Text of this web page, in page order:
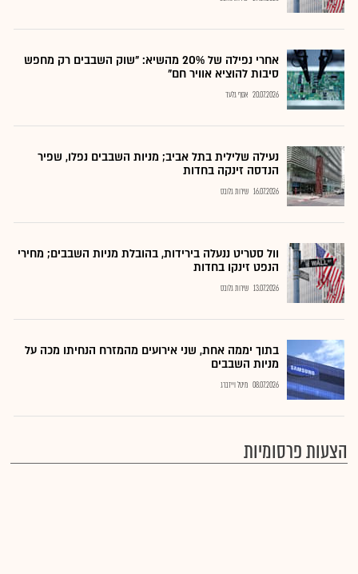
אחרי נפילה של 20% מהשיא: "שוק השבבים רק מחפש
סיבות להוציא אוויר חם"
20.07.2026 אסף גלעד
נעילה שלילית בתל אביב; מניות השבבים נפלו, שפיר
הנדסה זינקה בחדות
16.07.2026 שירות גלובס
וול סטריט ננעלה בירידות, בהובלת מניות השבבים; מחירי
הנפט זינקו בחדות
13.07.2026 שירות גלובס
בתוך יממה אחת, שני אירועים מהמזרח הנחיתו מכה על
מניות השבבים
08.07.2026 מיטל וייזברג
הצעות פרסומיות